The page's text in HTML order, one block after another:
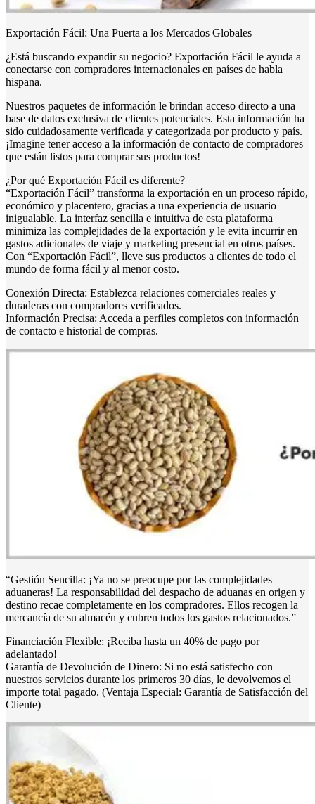
Exportación Fácil: Una Puerta a los Mercados Globales
¿Está buscando expandir su negocio? Exportación Fácil le ayuda a
conectarse con compradores internacionales en países de habla
hispana.
Nuestros paquetes de información le brindan acceso directo a una
base de datos exclusiva de clientes potenciales. Esta información ha
sido cuidadosamente verificada y categorizada por producto y país.
¡Imagine tener acceso a la información de contacto de compradores
que están listos para comprar sus productos!
¿Por qué Exportación Fácil es diferente?
“Exportación Fácil” transforma la exportación en un proceso rápido,
económico y placentero, gracias a una experiencia de usuario
inigualable. La interfaz sencilla e intuitiva de esta plataforma
minimiza las complejidades de la exportación y le evita incurrir en
gastos adicionales de viaje y marketing presencial en otros países.
Con “Exportación Fácil”, lleve sus productos a clientes de todo el
mundo de forma fácil y al menor costo.
Conexión Directa: Establezca relaciones comerciales reales y
duraderas con compradores verificados.
Información Precisa: Acceda a perfiles completos con información
de contacto e historial de compras.
“Gestión Sencilla: ¡Ya no se preocupe por las complejidades
aduaneras! La responsabilidad del despacho de aduanas en origen y
destino recae completamente en los compradores. Ellos recogen la
mercancía de su almacén y cubren todos los gastos relacionados.”
Financiación Flexible: ¡Reciba hasta un 40% de pago por
adelantado!
Garantía de Devolución de Dinero: Si no está satisfecho con
nuestros servicios durante los primeros 30 días, le devolvemos el
importe total pagado. (Ventaja Especial: Garantía de Satisfacción del
Cliente)